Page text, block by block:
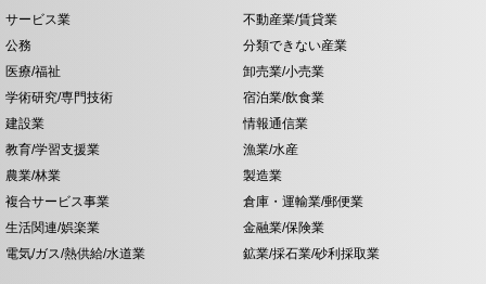
サービス業
不動産業/賃貸業
公務
分類できない産業
医療/福祉
卸売業/小売業
学術研究/専門技術
宿泊業/飲食業
建設業
情報通信業
教育/学習支援業
漁業/水産
農業/林業
製造業
複合サービス事業
倉庫・運輸業/郵便業
生活関連/娯楽業
金融業/保険業
電気/ガス/熱供給/水道業
鉱業/採石業/砂利採取業